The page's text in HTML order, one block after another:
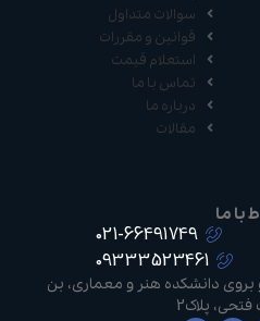
سوالات متداول
قوانین و مقررات
استعلام قیمت
تماس با ما
درباره ما
مقالات
با ما
021-66491749
09333523461
بروی دانشکده هنر و معماری، بن
پلاک2